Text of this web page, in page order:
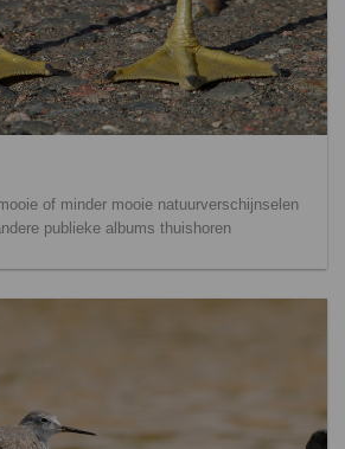
of minder mooie natuurverschijnselen
publieke albums thuishoren